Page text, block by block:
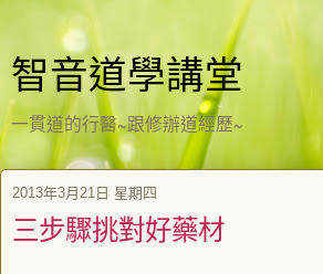
智音道學講堂
一貫道的行醫~跟修辦道經歷~
2013年3月21日 星期四
三步驟挑對好藥材